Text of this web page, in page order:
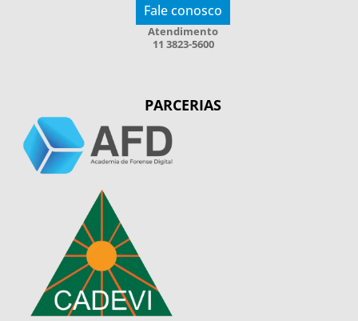
Fale conosco
Atendimento
11 3823-5600
PARCERIAS